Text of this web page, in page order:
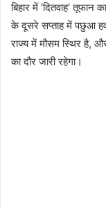
बिहार में ‘दितवाह’
के दूसरे सप्ताह में पछुआ
राज्य में मौसम स्थिर है,
का दौर जारी रहेगा।